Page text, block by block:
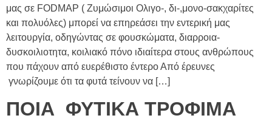
μας σε FODMAP ( Zυμώσιμοι Oλιγο-, δι-,μονο-σακχαρίτες
και πολυόλες) μπορεί να επηρεάσει την εντερική μας
λειτουργία, οδηγώντας σε φουσκώματα, διαρροια-
δυσκοιλιοτητα, κοιλιακό πόνο ιδιαίτερα στους ανθρώπους
που πάχουν από ευερέθιστο έντερο Από έρευνες
γνωρίζουμε ότι τα φυτά τείνουν να […]
ΠΟΙΑ ΦΥΤΙΚΑ ΤΡΟΦΙΜΑ